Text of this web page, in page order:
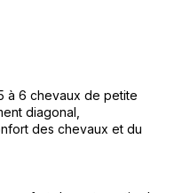
à 6 chevaux de petite
diagonal,
des chevaux et du